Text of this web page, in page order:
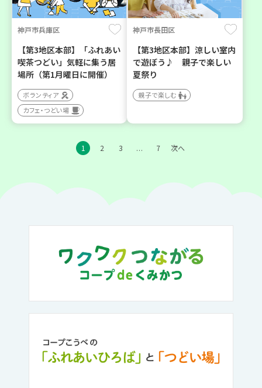
神戸市兵庫区
【第3地区本部】「ふれあい
喫茶つどい」気軽に集う居
場所（第1月曜日に開催）
ボランティア
カフェ・つどい場
神戸市長田区
【第3地区本部】涼しい室内
で遊ぼう♪ 親子で楽しい
夏祭り
親子で楽しむ
1 2 3 … 7 次へ